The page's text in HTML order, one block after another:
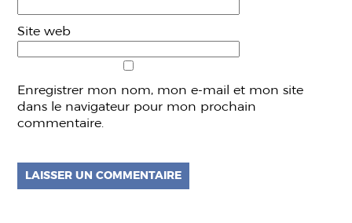
Site web
Enregistrer mon nom, mon e-mail et mon site
dans le navigateur pour mon prochain
commentaire.